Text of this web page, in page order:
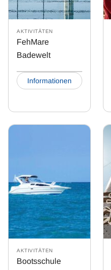
AKTIVITÄTEN
FehMare
Badewelt
Informationen
AKTIVITÄTEN
Bootsschule